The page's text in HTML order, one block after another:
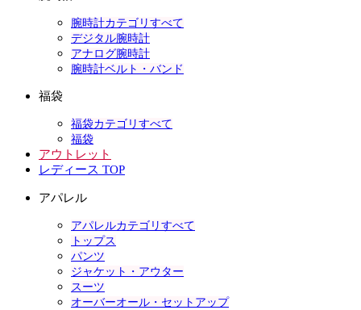
腕時計カテゴリすべて
デジタル腕時計
アナログ腕時計
腕時計ベルト・バンド
福袋
福袋カテゴリすべて
福袋
アウトレット
レディース TOP
アパレル
アパレルカテゴリすべて
トップス
パンツ
ジャケット・アウター
スーツ
オーバーオール・セットアップ